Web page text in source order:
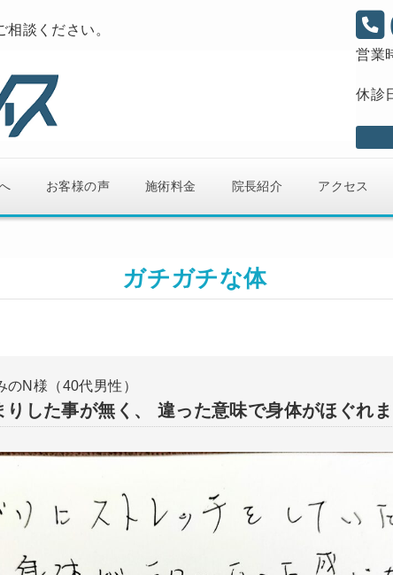
談ください。
営業
休診
お客様の声 施術料金 院長紹介 アクセス
ガチガチな体
のN様（40代男性）
りした事が無く、 違った意味で身体がほぐれ